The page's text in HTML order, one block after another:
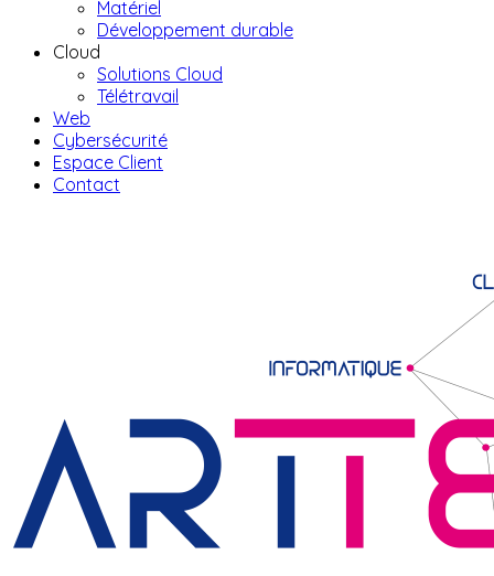
Matériel
Développement durable
Cloud
Solutions Cloud
Télétravail
Web
Cybersécurité
Espace Client
Contact